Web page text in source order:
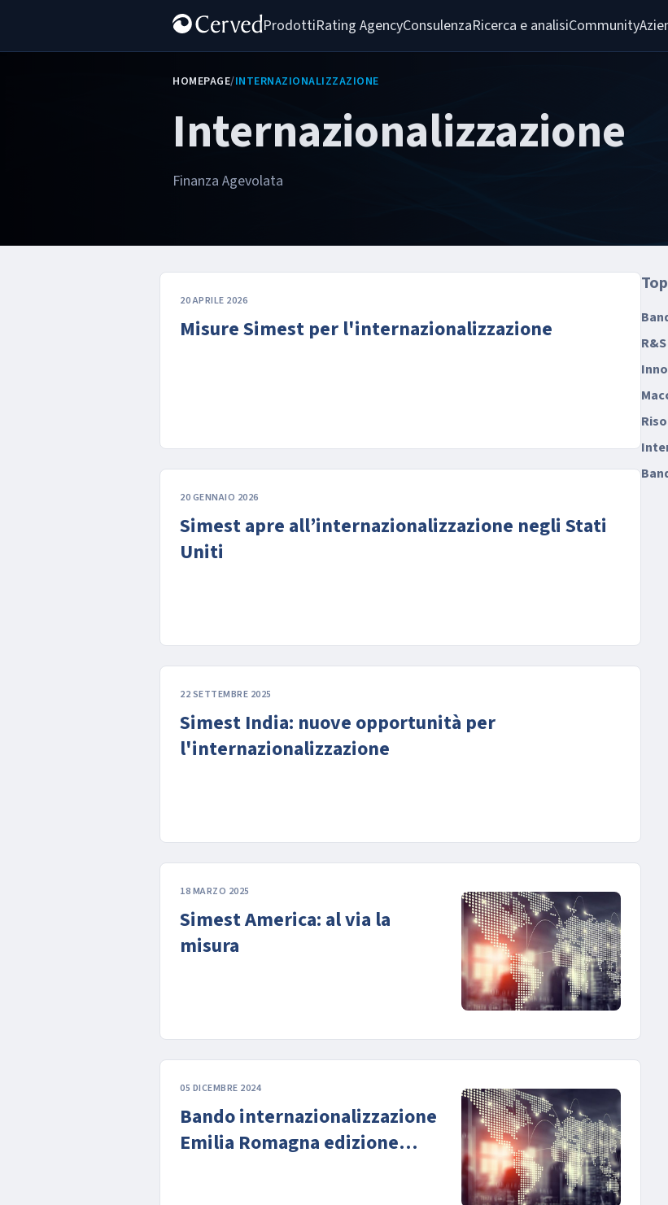
ProdottiRating AgencyConsulenzaRicerca e analisiCommunity
HOMEPAGE/INTERNAZIONALIZZAZIONE
Internazionalizzazione
Finanza Agevolata
20 APRILE 2026
Misure Simest per l'internazionalizzazione
20 GENNAIO 2026
Simest apre all’internazionalizzazione negli Stati
Uniti
22 SETTEMBRE 2025
Simest India: nuove opportunità per
l'internazionalizzazione
18 MARZO 2025
Simest America: al via la
misura
05 DICEMBRE 2024
Bando internazionalizzazione
Emilia Romagna edizione
R&S